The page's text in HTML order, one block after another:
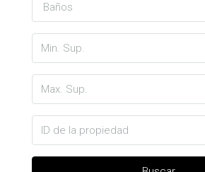
Baños